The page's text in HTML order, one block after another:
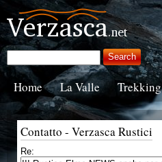
Home La Valle Trekking
Contatto - Verzasca Rustici
Re: